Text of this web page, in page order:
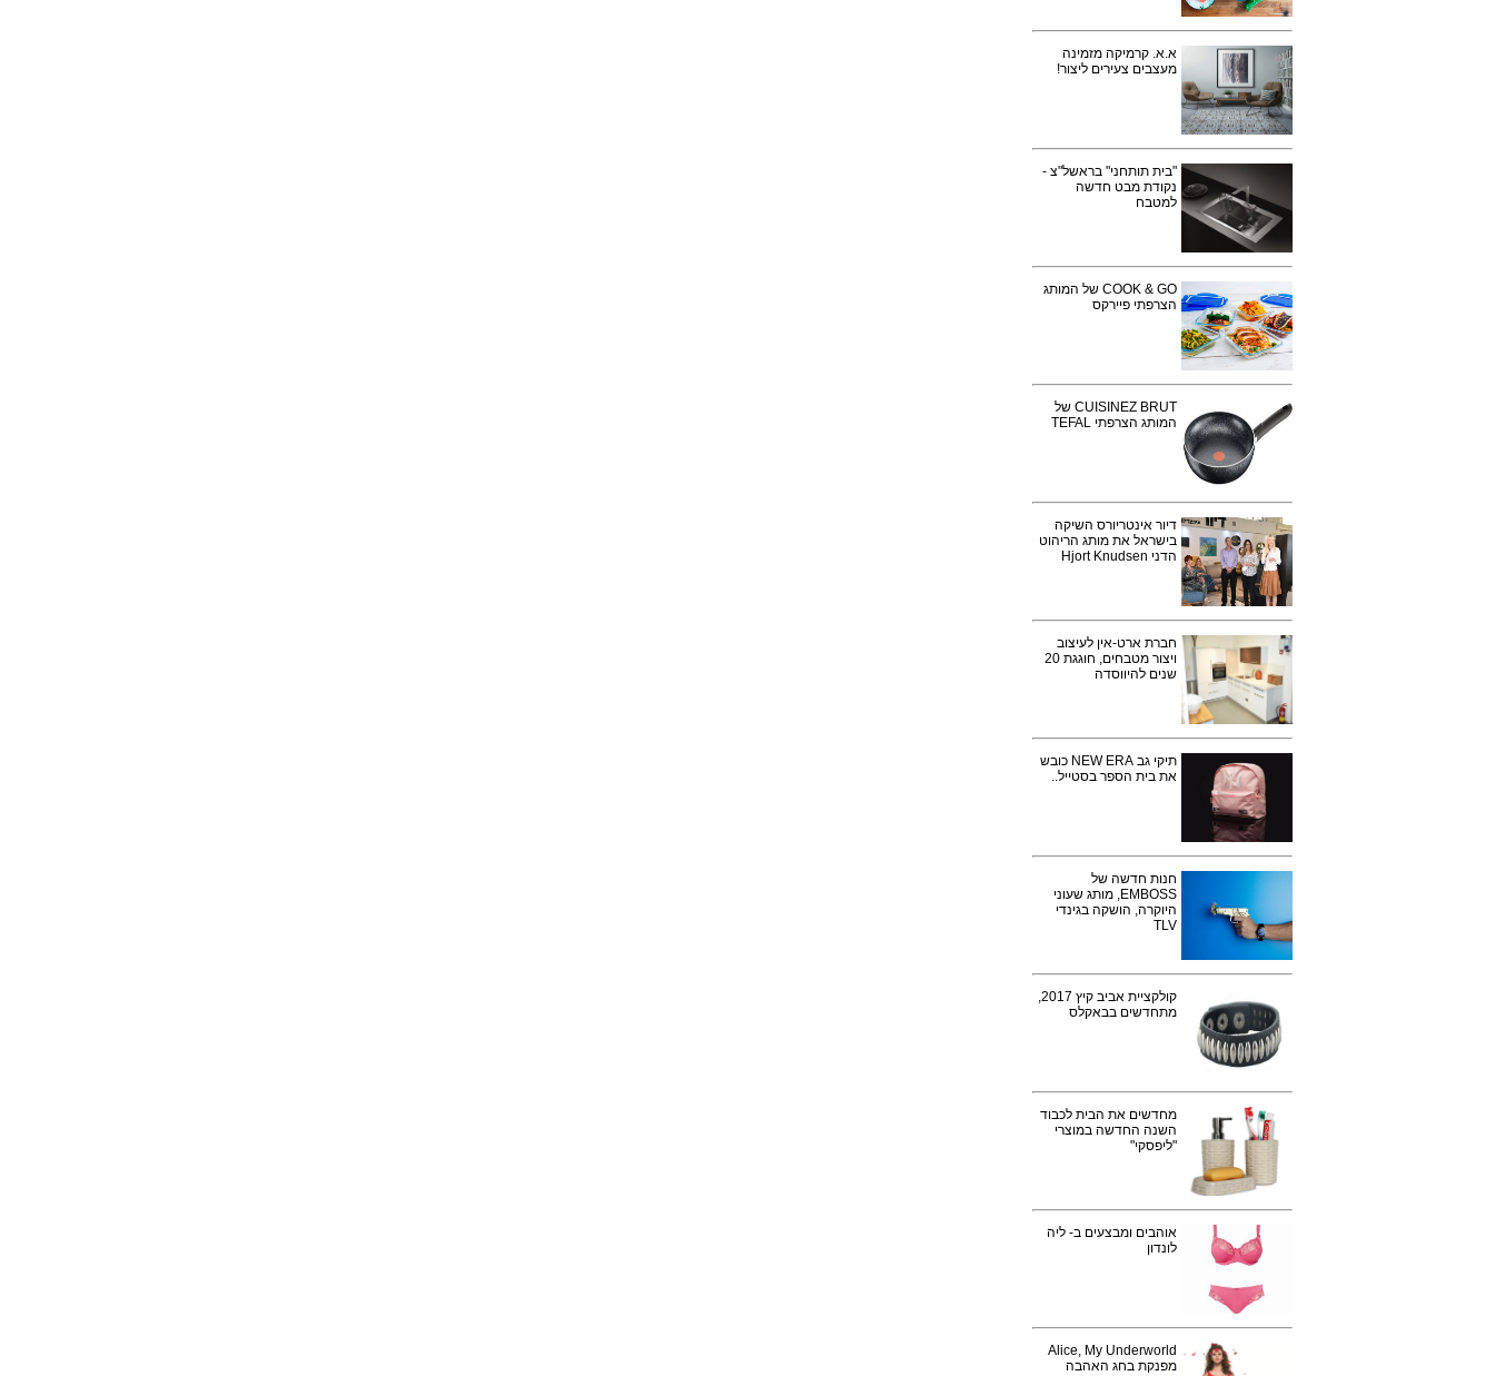
א.א. קרמיקה מזמינה
מעצבים צעירים ליצור!
"בית תותחני" בראשל"צ -
נקודת מבט חדשה
למטבח
COOK & GO של המותג
הצרפתי פיירקס
CUISINEZ BRUT של
המותג הצרפתי TEFAL
דיור אינטריורס השיקה
בישראל את מותג הריהוט
הדני Hjort Knudsen
חברת ארט-אין לעיצוב
ויצור מטבחים, חוגגת 20
שנים להיווסדה
תיקי גב NEW ERA כובש
את בית הספר בסטייל..
חנות חדשה של
EMBOSS, מותג שעוני
היוקרה, הושקה בגינדי
TLV
קולקציית אביב קיץ 2017,
מתחדשים בבאקלס
מחדשים את הבית לכבוד
השנה החדשה במוצרי
"ליפסקי"
אוהבים ומבצעים ב- ליה
לונדון
Alice, My Underworld
מפנקת בחג האהבה